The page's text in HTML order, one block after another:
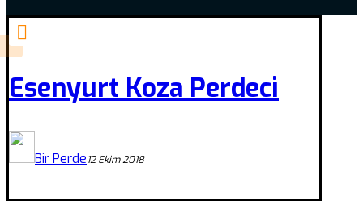
Esenyurt Koza Perdeci
Bir Perde12 Ekim 2018